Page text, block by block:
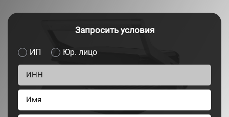
Запросить условия
ИП Юр. лицо